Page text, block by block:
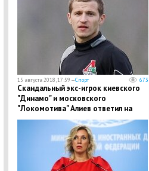
15 августа 2018, 17:59 —Спорт 673
Скандальный экс-игрок киевского
"Динамо" и московского
"Локомотива" Алиев ответил на
вопрос, чей Крым